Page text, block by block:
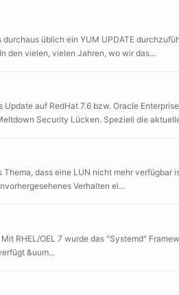
üblich ein YUM UPDATE
den vielen, vielen Jahren, wo wir das...
auf RedHat 7.6 bzw. Oracle
Security Lücken. Speziell die
dass eine LUN nicht mehr
Verhalten ei...
RHEL/OEL 7 wurde das "Systemd"
&uum...